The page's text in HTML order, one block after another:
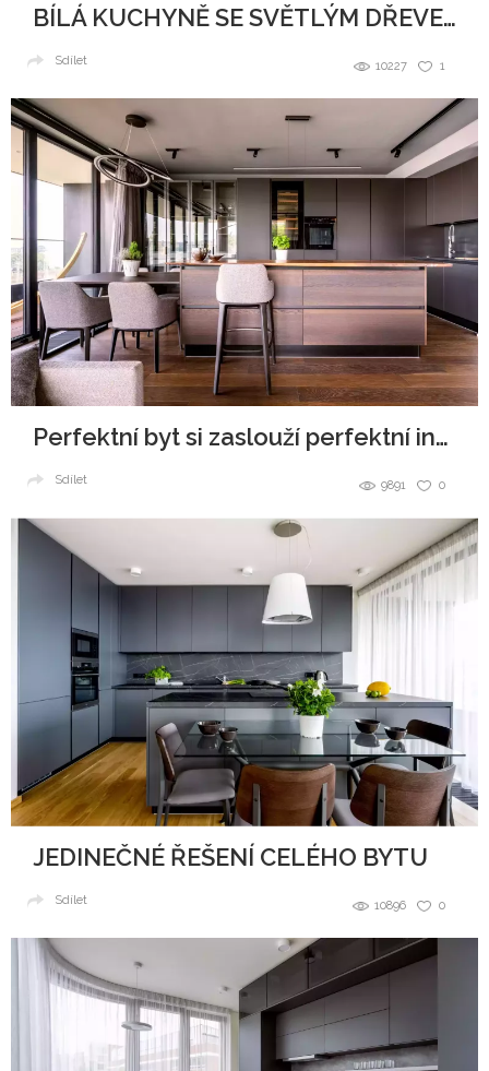
BÍLÁ KUCHYNĚ SE SVĚTLÝM DŘEVEM
1
10227
Sdílet
Perfektní byt si zaslouží perfektní interiér
0
9891
Sdílet
JEDINEČNÉ ŘEŠENÍ CELÉHO BYTU
0
10896
Sdílet